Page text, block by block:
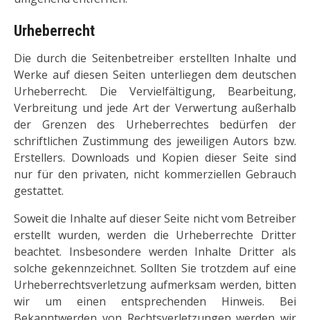
Urheberrecht
Die durch die Seitenbetreiber erstellten Inhalte und
Werke auf diesen Seiten unterliegen dem deutschen
Urheberrecht. Die Vervielfältigung, Bearbeitung,
Verbreitung und jede Art der Verwertung außerhalb
der Grenzen des Urheberrechtes bedürfen der
schriftlichen Zustimmung des jeweiligen Autors bzw.
Erstellers. Downloads und Kopien dieser Seite sind
nur für den privaten, nicht kommerziellen Gebrauch
gestattet.
Soweit die Inhalte auf dieser Seite nicht vom Betreiber
erstellt wurden, werden die Urheberrechte Dritter
beachtet. Insbesondere werden Inhalte Dritter als
solche gekennzeichnet. Sollten Sie trotzdem auf eine
Urheberrechtsverletzung aufmerksam werden, bitten
wir um einen entsprechenden Hinweis. Bei